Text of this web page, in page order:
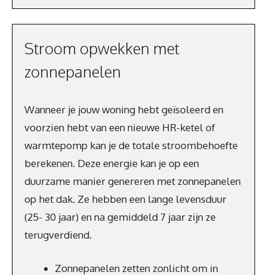
Stroom opwekken met
zonnepanelen
Wanneer je jouw woning hebt geïsoleerd en
voorzien hebt van een nieuwe HR-ketel of
warmtepomp kan je de totale stroombehoefte
berekenen. Deze energie kan je op een
duurzame manier genereren met zonnepanelen
op het dak. Ze hebben een lange levensduur
(25- 30 jaar) en na gemiddeld 7 jaar zijn ze
terugverdiend.
Zonnepanelen zetten zonlicht om in